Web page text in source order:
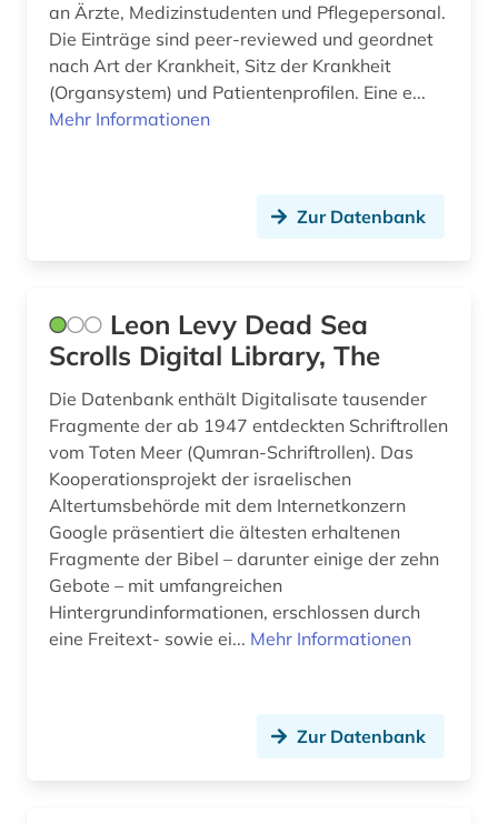
dekorative kunst (1)
demotisch (1)
den haag (3)
der blaue reiter (1)
design (8)
designer (1)
designerin (1)
desktop-publishing (1)
deutsch (1)
deutsche demokratische republik (1)
an Ärzte, Medizinstudenten und Pflegepersonal.
Die Einträge sind peer-reviewed und geordnet
nach Art der Krankheit, Sitz der Krankheit
(Organsystem) und Patientenprofilen. Eine e...
Mehr Informationen
Zur Datenbank
Leon Levy Dead Sea
Scrolls Digital Library, The
Die Datenbank enthält Digitalisate tausender
Fragmente der ab 1947 entdeckten Schriftrollen
vom Toten Meer (Qumran-Schriftrollen). Das
Kooperationsprojekt der israelischen
Altertumsbehörde mit dem Internetkonzern
Google präsentiert die ältesten erhaltenen
Fragmente der Bibel – darunter einige der zehn
Gebote – mit umfangreichen
Hintergrundinformationen, erschlossen durch
eine Freitext- sowie ei... Mehr Informationen
Zur Datenbank